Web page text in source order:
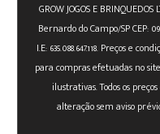
GROW JOGOS E
Bernardo do Campo/SP CEP:
I.E: 635.088.647.118. Preços e
para compras efetuadas no
ilustrativas. Todos os
alteração sem aviso